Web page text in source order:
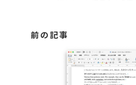
前の記事